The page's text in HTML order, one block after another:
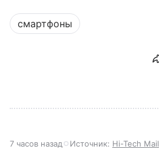
смартфоны
7 часов назад Источник: Hi-Tech Mail